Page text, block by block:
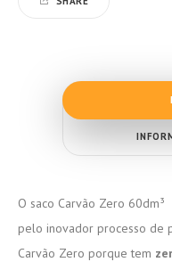
O saco Carvão Zero
pelo inovador processo de
Carvão Zero porque tem